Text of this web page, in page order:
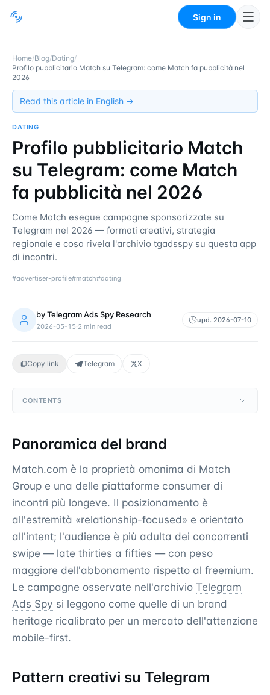
Sign in
Home/Blog/Dating/
Profilo pubblicitario Match su Telegram: come Match fa pubblicità nel
2026
Read this article in English →
DATING
Profilo pubblicitario Match
su Telegram: come Match
fa pubblicità nel 2026
Come Match esegue campagne sponsorizzate su
Telegram nel 2026 — formati creativi, strategia
regionale e cosa rivela l'archivio tgadsspy su questa app
di incontri.
#advertiser-profile#match#dating
byTelegram Ads Spy Research
2026-05-15·2 min read
upd. 2026-07-10
Copy link Telegram X
CONTENTS
Panoramica del brand
Match.com è la proprietà omonima di Match
Group e una delle piattaforme consumer di
incontri più longeve. Il posizionamento è
all'estremità «relationship-focused» e orientato
all'intent; l'audience è più adulta dei concorrenti
swipe — late thirties a fifties — con peso
maggiore dell'abbonamento rispetto al freemium.
Le campagne osservate nell'archivio Telegram
Ads Spy si leggono come quelle di un brand
heritage ricalibrato per un mercato dell'attenzione
mobile-first.
Pattern creativi su Telegram